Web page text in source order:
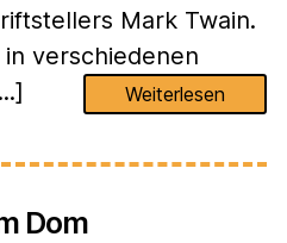
Mark Twain.
verschiedenen
Weiterlesen
Dom